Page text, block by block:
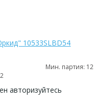
10533SLBD54
Мин. партия: 12
авторизуйтесь